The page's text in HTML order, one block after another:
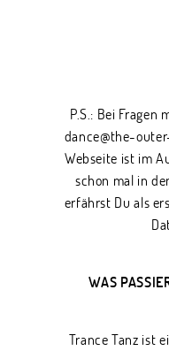
P.S.: Bei Fragen
dance@the-
Webseite ist im
schon mal in
erfährst Du als
WAS
Trance Tanz ist